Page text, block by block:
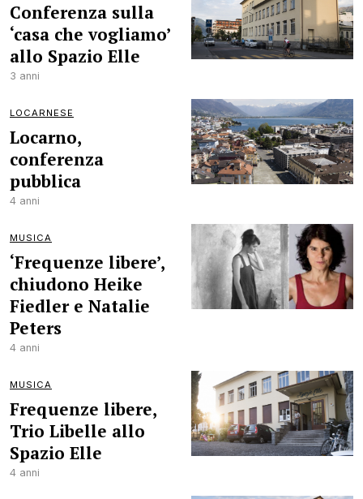
Conferenza sulla
‘casa che vogliamo’
allo Spazio Elle
3 anni
LOCARNESE
Locarno,
conferenza
pubblica
4 anni
MUSICA
‘Frequenze libere’,
chiudono Heike
Fiedler e Natalie
Peters
4 anni
MUSICA
Frequenze libere,
Trio Libelle allo
Spazio Elle
4 anni